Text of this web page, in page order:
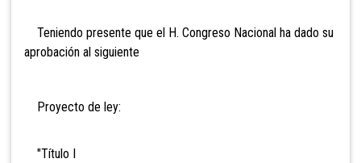
Teniendo presente que el H. Congreso Nacional ha dado su
aprobación al siguiente
Proyecto de ley:
"Título I